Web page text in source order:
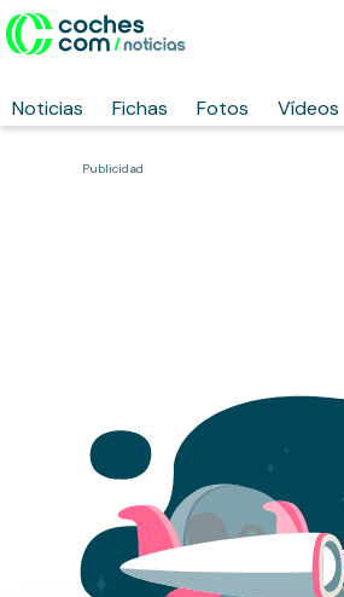
Noticias Fichas Fotos Vídeos
Publicidad